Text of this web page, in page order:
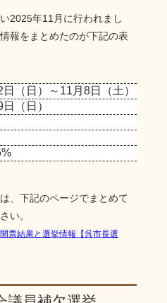
2025年11月に行われまし
報をまとめたのが下記の表
日（日）～11月8日（土）
（日）
、下記のページでまとめて
い。
票結果と選挙情報【呉市長選